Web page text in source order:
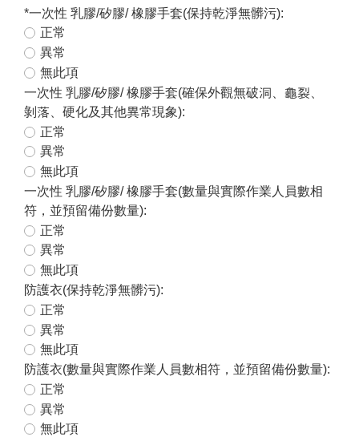
*一次性 乳膠/矽膠/ 橡膠手套(保持乾淨無髒污):
正常
異常
無此項
一次性 乳膠/矽膠/ 橡膠手套(確保外觀無破洞、龜裂、
剝落、硬化及其他異常現象):
正常
異常
無此項
一次性 乳膠/矽膠/ 橡膠手套(數量與實際作業人員數相
符，並預留備份數量):
正常
異常
無此項
防護衣(保持乾淨無髒污):
正常
異常
無此項
防護衣(數量與實際作業人員數相符，並預留備份數量):
正常
異常
無此項